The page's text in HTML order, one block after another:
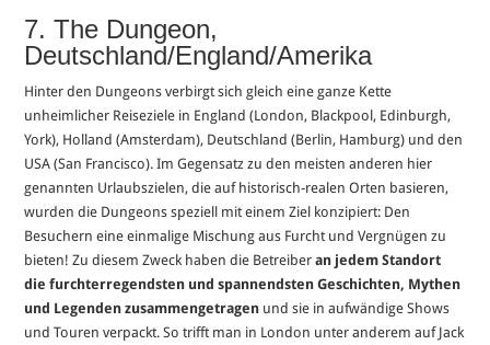
7. The Dungeon,
Deutschland/England/Amerika
Hinter den Dungeons verbirgt sich gleich eine ganze Kette
unheimlicher Reiseziele in England (London, Blackpool, Edinburgh,
York), Holland (Amsterdam), Deutschland (Berlin, Hamburg) und den
USA (San Francisco). Im Gegensatz zu den meisten anderen hier
genannten Urlaubszielen, die auf historisch-realen Orten basieren,
wurden die Dungeons speziell mit einem Ziel konzipiert: Den
Besuchern eine einmalige Mischung aus Furcht und Vergnügen zu
bieten! Zu diesem Zweck haben die Betreiberan jedem Standort
die furchterregendsten und spannendsten Geschichten, Mythen
und Legenden zusammengetragen und sie in aufwändige Shows
und Touren verpackt. So trifft man in London unter anderem auf Jack